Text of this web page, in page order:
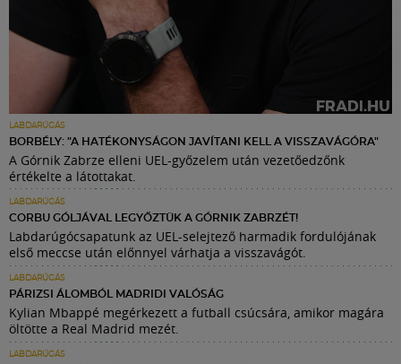
LABDARÚGÁS
BORBÉLY: "A HATÉKONYSÁGON JAVÍTANI KELL A VISSZAVÁGÓRA"
A Górnik Zabrze elleni UEL-győzelem után vezetőedzőnk
értékelte a látottakat.
LABDARÚGÁS
CORBU GÓLJÁVAL LEGYŐZTÜK A GÓRNIK ZABRZÉT!
Labdarúgócsapatunk az UEL-selejtező harmadik fordulójának
első meccse után előnnyel várhatja a visszavágót.
LABDARÚGÁS
PÁRIZSI ÁLOMBÓL MADRIDI VALÓSÁG
Kylian Mbappé megérkezett a futball csúcsára, amikor magára
öltötte a Real Madrid mezét.
LABDARÚGÁS